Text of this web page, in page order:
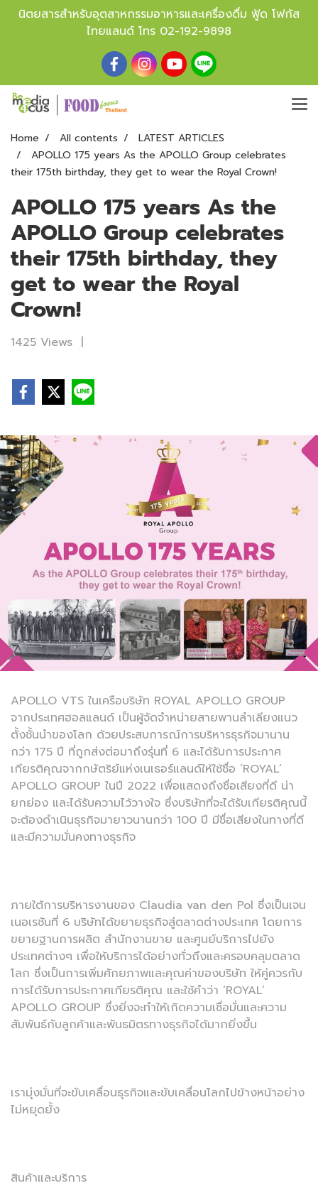
นิตยสารสำหรับอุตสาหกรรมอาหารและเครื่องดื่ม ฟู้ด โฟกัส
ไทยแลนด์ โทร 02-192-9898
Home All contents
LATEST ARTICLES
APOLLO 175 years As the APOLLO Group celebrates
their 175th birthday, they get to wear the Royal Crown!
APOLLO 175 years As the
APOLLO Group celebrates
their 175th birthday, they
get to wear the Royal
Crown!
1425 Views |
APOLLO VTS ในเครือบริษัท ROYAL APOLLO GROUP
จากประเทศฮอลแลนด์ เป็นผู้จัดจำหน่ายสายพานลำเลียงแนว
ตั้งชั้นนำของโลก ด้วยประสบการณ์การบริหารธุรกิจมานาน
กว่า 175 ปี ที่ถูกส่งต่อมาถึงรุ่นที่ 6 และได้รับการประกาศ
เกียรติคุณจากกษัตริย์แห่งเนเธอร์แลนด์ให้ใช้ชื่อ ‘ROYAL’
APOLLO GROUP ในปี 2022 เพื่อแสดงถึงชื่อเสียงที่ดี น่า
ยกย่อง และได้รับความไว้วางใจ ซึ่งบริษัทที่จะได้รับเกียรติคุณนี้
จะต้องดำเนินธุรกิจมายาวนานกว่า 100 ปี มีชื่อเสียงในทางที่ดี
และมีความมั่นคงทางธุรกิจ
ภายใต้การบริหารงานของ Claudia van den Pol ซึ่งเป็นเจน
เนอเรชันที่ 6 บริษัทได้ขยายธุรกิจสู่ตลาดต่างประเทศ โดยการ
ขยายฐานการผลิต สำนักงานขาย และศูนย์บริการไปยัง
ประเทศต่างๆ เพื่อให้บริการได้อย่างทั่วถึงและครอบคลุมตลาด
โลก ซึ่งเป็นการเพิ่มศักยภาพและคุณค่าของบริษัท ให้คู่ควรกับ
การได้รับการประกาศเกียรติคุณ และใช้คำว่า ‘ROYAL’
APOLLO GROUP ซึ่งยิ่งจะทำให้เกิดความเชื่อมั่นและความ
สัมพันธ์กับลูกค้าและพันธมิตรทางธุรกิจได้มากยิ่งขึ้น
เรามุ่งมั่นที่จะขับเคลื่อนธุรกิจและขับเคลื่อนโลกไปข้างหน้าอย่าง
ไม่หยุดยั้ง
สินค้าและบริการ